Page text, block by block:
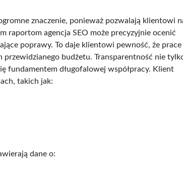
znaczenie, ponieważ pozwalają klientowi
raportom agencja SEO może precyzyjnie ocenić
poprawy. To daje klientowi pewność, że prace
przewidzianego budżetu. Transparentność nie
fundamentem długofalowej współpracy. Klient
takich jak:
dane o: